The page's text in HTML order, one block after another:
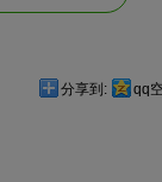
分享到: qq